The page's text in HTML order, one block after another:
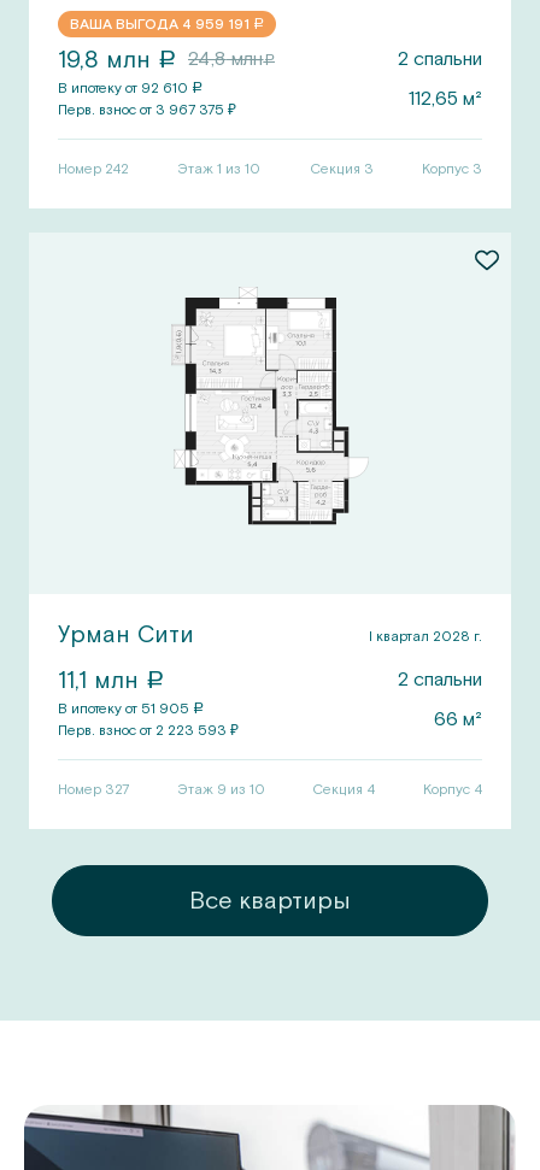
ВАША ВЫГОДА 4 959 191 a
19,8 млн a 24,8млнa 2 спальни
В ипотеку от 92 610 a
Перв. взнос от 3 967 375 ₽ 112,65 м²
Номер 242 Этаж 1 из 10 Секция 3 Корпус 3
Урман Сити I квартал 2028 г.
11,1 млн a 2 спальни
В ипотеку от 51 905 a
Перв. взнос от 2 223 593 ₽ 66 м²
Номер 327 Этаж 9 из 10 Секция 4 Корпус 4
Все квартиры